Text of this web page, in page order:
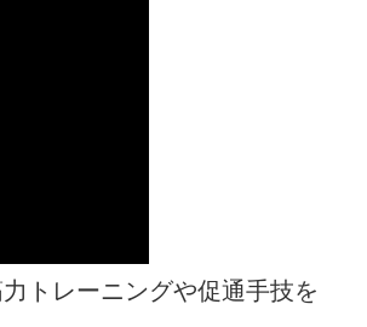
トレーニングや促通手技を